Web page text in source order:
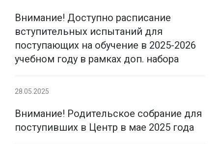
Внимание! Доступно расписание
вступительных испытаний для
поступающих на обучение в 2025-2026
учебном году в рамках доп. набора
28.05.2025
Внимание! Родительское собрание для
поступивших в Центр в мае 2025 года